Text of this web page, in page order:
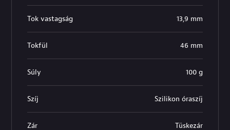
Tok vastagság 13,9 mm
Tokfül 46 mm
Súly 100 g
Szíj Szilikon óraszíj
Zár Tüskezár